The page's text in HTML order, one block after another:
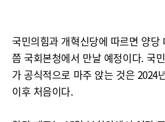
국민의힘과 개혁신당에 따르면 양당
쯤 국회본청에서 만날 예정이다. 국
가 공식적으로 마주 앉는 것은 2024
이후 처음이다.